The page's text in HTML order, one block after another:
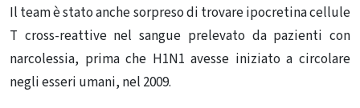
Il team è stato anche sorpreso di trovare ipocretina cellule
T cross-reattive nel sangue prelevato da pazienti con
narcolessia, prima che H1N1 avesse iniziato a circolare
negli esseri umani, nel 2009.